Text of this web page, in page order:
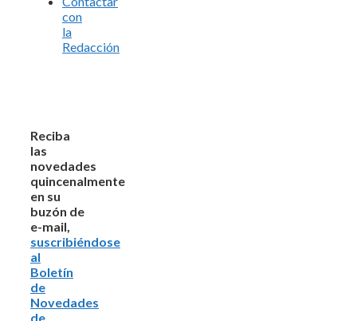
con
la
Redacción
Reciba
las
novedades
quincenalmente
en su
buzón de
e-mail,
suscribiéndose
al
Boletín
de
Novedades
de